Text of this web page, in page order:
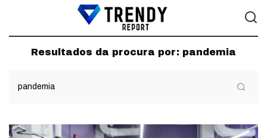
Resultados da procura por: pandemia